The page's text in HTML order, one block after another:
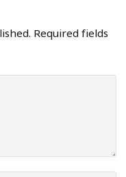
Required fields